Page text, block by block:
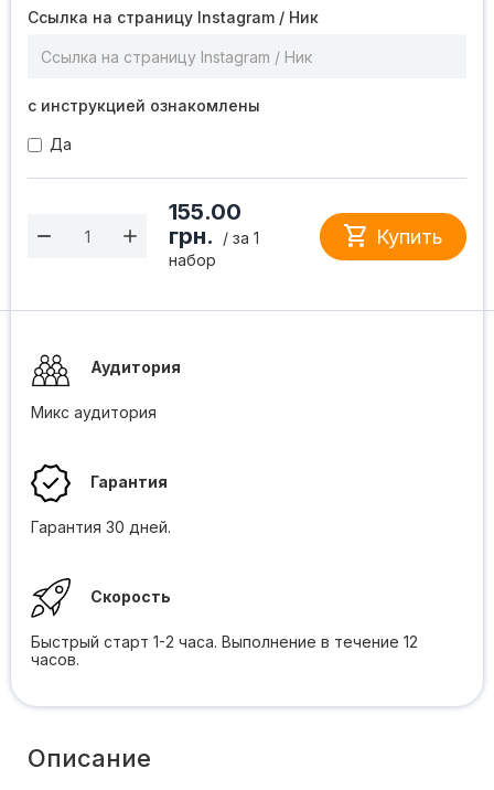
Ссылка на страницу Instagram / Ник
с инструкцией ознакомлены
Да
155.00
грн.
/ за 1
набор
 Купить
Аудитория
Микс аудитория
Гарантия
Гарантия 30 дней.
Скорость
Быстрый старт 1-2 часа. Выполнение в течение 12
часов.
Описание